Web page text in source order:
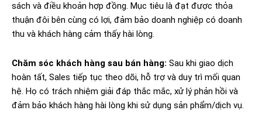
sách và điều khoản hợp đồng. Mục tiêu là đạt được thỏa
thuận đôi bên cùng có lợi, đảm bảo doanh nghiệp có doanh
thu và khách hàng cảm thấy hài lòng.
Chăm sóc khách hàng sau bán hàng: Sau khi giao dịch
hoàn tất, Sales tiếp tục theo dõi, hỗ trợ và duy trì mối quan
hệ. Họ có trách nhiệm giải đáp thắc mắc, xử lý phản hồi và
đảm bảo khách hàng hài lòng khi sử dụng sản phẩm/dịch vụ.